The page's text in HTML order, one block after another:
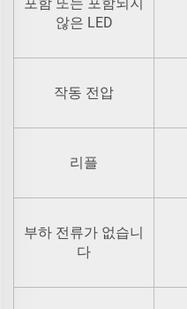
포함 또는 포함되지
않은 LED
작동 전압
리플
부하 전류가 없습니
다